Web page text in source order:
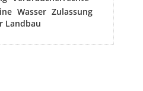
Wasser Zulassung
Landbau